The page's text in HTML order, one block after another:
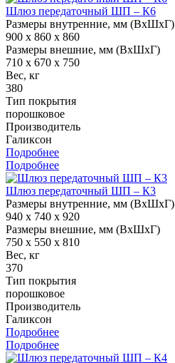
Шлюз передаточный ШП – К6
Размеры внутренние, мм (ВхШхГ)
900 x 860 x 860
Размеры внешние, мм (ВхШхГ)
710 x 670 x 750
Вес, кг
380
Тип покрытия
порошковое
Производитель
Галиксон
Подробнее
Подробнее
Шлюз передаточный ШП – К3
Размеры внутренние, мм (ВхШхГ)
940 x 740 x 920
Размеры внешние, мм (ВхШхГ)
750 x 550 x 810
Вес, кг
370
Тип покрытия
порошковое
Производитель
Галиксон
Подробнее
Подробнее